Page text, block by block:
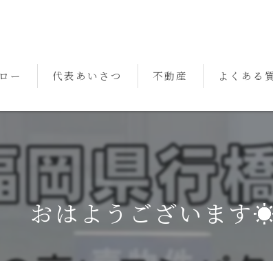
ー 代表あいさつ 不動産 よくある
おはようございます